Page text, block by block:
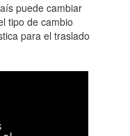
puede cambiar
tipo de cambio
para el traslado